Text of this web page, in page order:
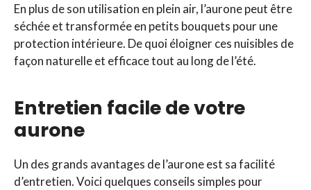
En plus de son utilisation en plein air, l’aurone peut être
séchée et transformée en petits bouquets pour une
protection intérieure. De quoi éloigner ces nuisibles de
façon naturelle et efficace tout au long de l’été.
Entretien facile de votre
aurone
Un des grands avantages de l’aurone est sa facilité
d’entretien. Voici quelques conseils simples pour